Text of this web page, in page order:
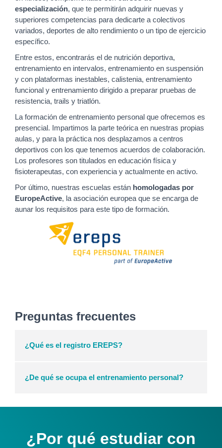
especialización, que te permitirán adquirir nuevas y
superiores competencias para dedicarte a colectivos
variados, deportes de alto rendimiento o un tipo de ejercicio
específico.
Entre estos, encontrarás el de nutrición deportiva,
entrenamiento en intervalos, entrenamiento en suspensión
y con plataformas inestables, calistenia, entrenamiento
funcional y entrenamiento dirigido a preparar pruebas de
resistencia, trails y triatlón.
La formación de entrenamiento personal que ofrecemos es
presencial. Impartimos la parte teórica en nuestras propias
aulas, y para la práctica nos desplazamos a centros
deportivos con los que tenemos acuerdos de colaboración.
Los profesores son titulados en educación física y
fisioterapeutas, con experiencia y actualmente en activo.
Por último, nuestras escuelas están homologadas por
EuropeActive, la asociación europea que se encarga de
aunar los requisitos para este tipo de formación.
Preguntas frecuentes
¿Qué es el registro EREPS?
¿De qué se ocupa el entrenamiento personal?
¿Por qué estudiar con